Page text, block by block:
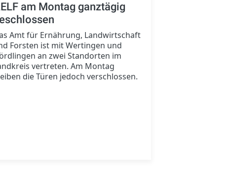
am Montag ganztägig
Amt für Ernährung, Landwirtschaft
Forsten ist mit Wertingen und
an zwei Standorten im
vertreten. Am Montag
die Türen jedoch verschlossen.